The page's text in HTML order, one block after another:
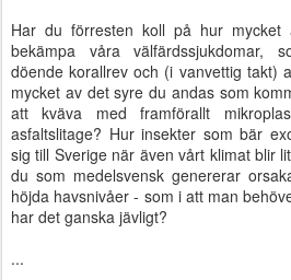
Har du förresten koll på hur
bekämpa våra välfärdssjukdomar,
döende korallrev och (i vanvettig takt)
mycket av det syre du andas som
att kväva med framförallt
asfaltslitage? Hur insekter som bär
sig till Sverige när även vårt klimat blir
du som medelsvensk genererar
höjda havsnivåer - som i att man
har det ganska jävligt?
...